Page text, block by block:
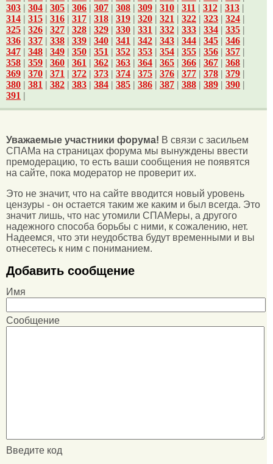
303 | 304 | 305 | 306 | 307 | 308 | 309 | 310 | 311 | 312 | 313 |
314 | 315 | 316 | 317 | 318 | 319 | 320 | 321 | 322 | 323 | 324 |
325 | 326 | 327 | 328 | 329 | 330 | 331 | 332 | 333 | 334 | 335 |
336 | 337 | 338 | 339 | 340 | 341 | 342 | 343 | 344 | 345 | 346 |
347 | 348 | 349 | 350 | 351 | 352 | 353 | 354 | 355 | 356 | 357 |
358 | 359 | 360 | 361 | 362 | 363 | 364 | 365 | 366 | 367 | 368 |
369 | 370 | 371 | 372 | 373 | 374 | 375 | 376 | 377 | 378 | 379 |
380 | 381 | 382 | 383 | 384 | 385 | 386 | 387 | 388 | 389 | 390 |
391 |
Уважаемые участники форума! В связи с засильем
СПАМа на страницах форума мы вынуждены ввести
премодерацию, то есть ваши сообщения не появятся
на сайте, пока модератор не проверит их.
Это не значит, что на сайте вводится новый уровень
цензуры - он остается таким же каким и был всегда. Это
значит лишь, что нас утомили СПАМеры, а другого
надежного способа борьбы с ними, к сожалению, нет.
Надеемся, что эти неудобства будут временными и вы
отнесетесь к ним с пониманием.
Добавить сообщение
Имя
Сообщение
Введите код